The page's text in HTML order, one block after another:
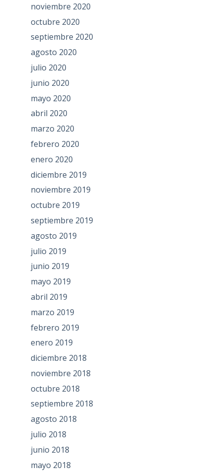
noviembre 2020
octubre 2020
septiembre 2020
agosto 2020
julio 2020
junio 2020
mayo 2020
abril 2020
marzo 2020
febrero 2020
enero 2020
diciembre 2019
noviembre 2019
octubre 2019
septiembre 2019
agosto 2019
julio 2019
junio 2019
mayo 2019
abril 2019
marzo 2019
febrero 2019
enero 2019
diciembre 2018
noviembre 2018
octubre 2018
septiembre 2018
agosto 2018
julio 2018
junio 2018
mayo 2018